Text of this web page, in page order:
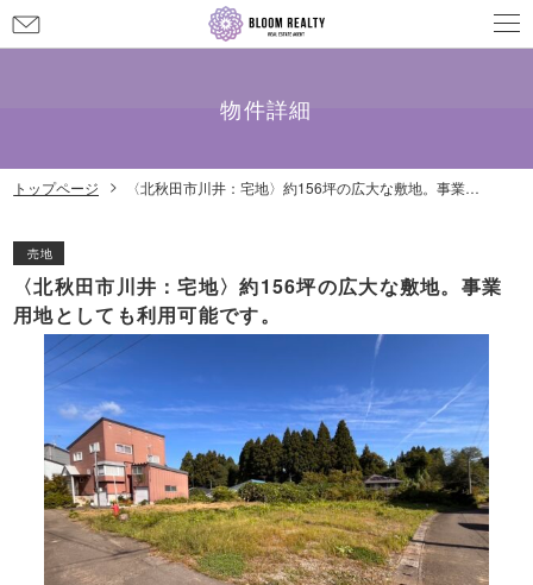
問
せ
物件詳細
トップページ 〈北秋田市川井：宅地〉約156坪の広大な敷地。事業用地としても利用可能です。
売地
〈北秋田市川井：宅地〉約156坪の広大な敷地。事業
用地としても利用可能です。